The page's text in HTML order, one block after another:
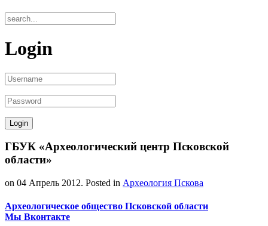
Login
ГБУК «Археологический центр Псковской
области»
on 04 Апрель 2012. Posted in Археология Пскова
Археологическое общество Псковской области
Мы Вконтакте